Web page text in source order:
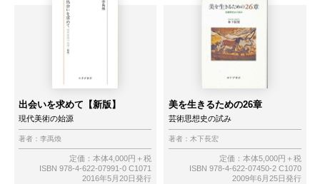
出会いを求めて【新版】
現代美術の始源
著者： 李禹煥
定価：本体4,000円＋税
ISBN 978-4-622-07991-0 C1071
2016年5月20日発行
美を生きるための26章
芸術思想史の試み
著者： 木下長宏
定価：本体5,000円＋税
ISBN 978-4-622-07450-2 C1070
2009年6月25日発行